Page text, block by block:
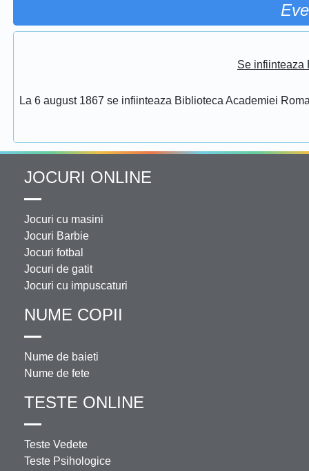
Se infiinteaza
La 6 august 1867 se infiinteaza Biblioteca Academiei
JOCURI ONLINE
Jocuri cu masini
Jocuri Barbie
Jocuri fotbal
Jocuri de gatit
Jocuri cu impuscaturi
NUME COPII
Nume de baieti
Nume de fete
TESTE ONLINE
Teste Vedete
Teste Psihologice